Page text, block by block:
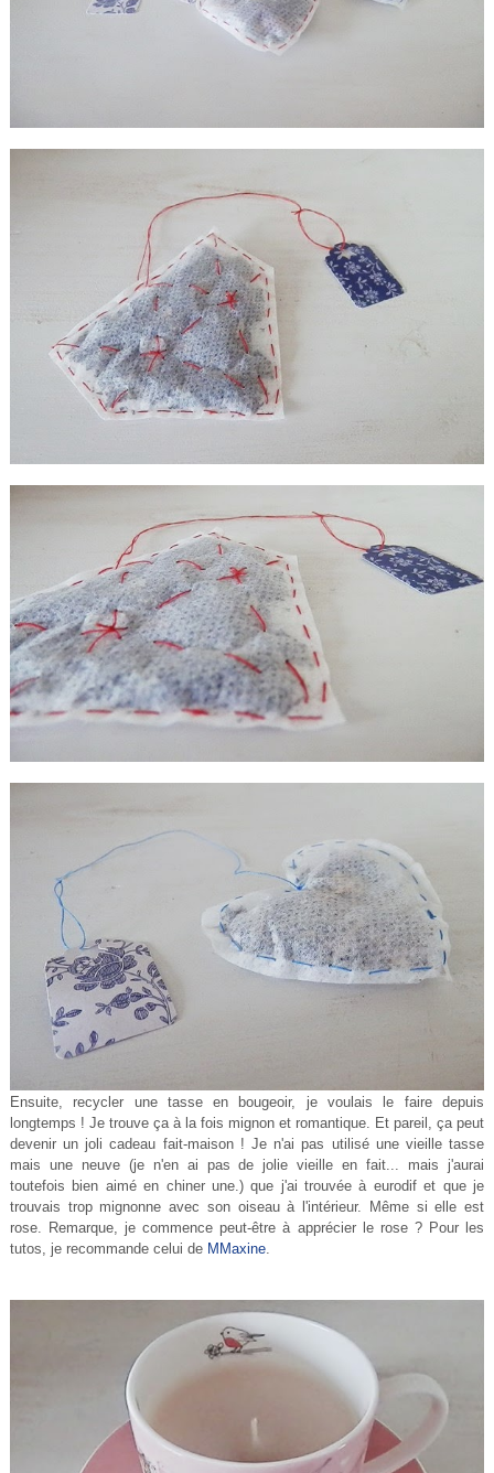
Ensuite, recycler une tasse en bougeoir, je voulais le faire depuis
longtemps ! Je trouve ça à la fois mignon et romantique. Et pareil, ça peut
devenir un joli cadeau fait-maison ! Je n'ai pas utilisé une vieille tasse
mais une neuve (je n'en ai pas de jolie vieille en fait... mais j'aurai
toutefois bien aimé en chiner une.) que j'ai trouvée à eurodif et que je
trouvais trop mignonne avec son oiseau à l'intérieur. Même si elle est
rose. Remarque, je commence peut-être à apprécier le rose ? Pour les
tutos, je recommande celui de MMaxine.